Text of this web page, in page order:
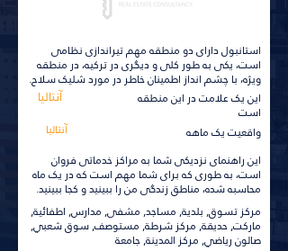
استانبول دارای دو منطقه مهم تیراندازی نظامی
است، یکی به طور کلی و دیگری در ترکیه، در منطقه
ویژه، با چشم انداز اطمینان خاطر در مورد شلیک سلاح.
آنتالیا این یک علامت در این منطقه
است
آنتالیا
واقعیت یک ماهه
این راهنمای نزدیکی شما به مراکز خدماتی فروان
است، به طوری که برای شما مهم است که در یک ماه
محاسبه شده، مناطق زندگی من را ببینید و کجا ببینید.
مركز تسوق, بلدية, مساجد, مشفى, مدارس, اطفائية,
ماركت, حديقة, مركز شرطة, مستوصف, سوق شعبي,
صالون رياضي, مركز المدينة, جامعة